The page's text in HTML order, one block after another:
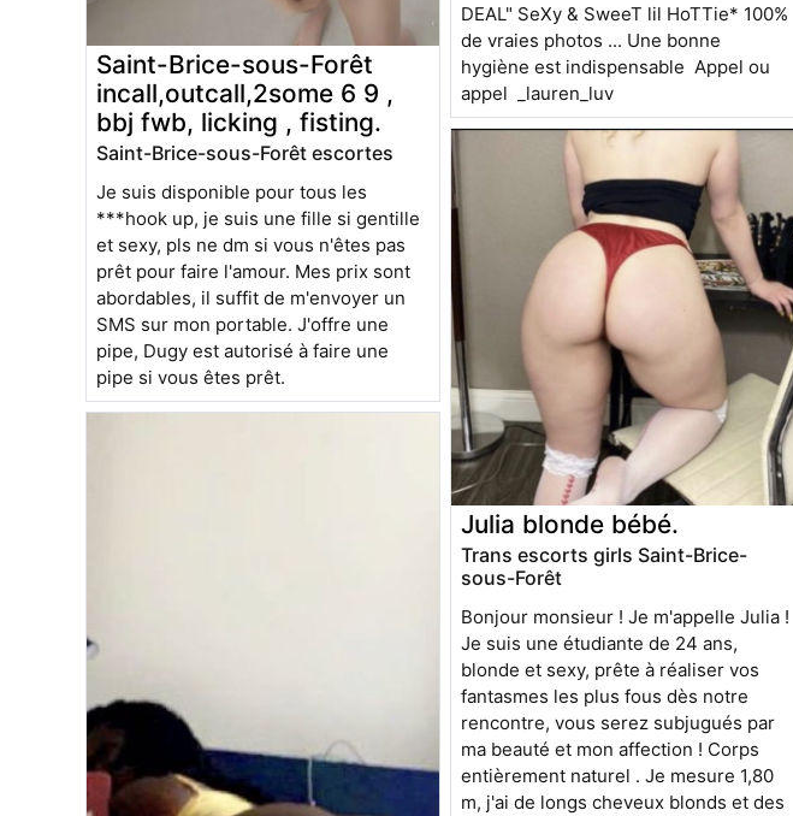
Saint-Brice-sous-Forêt
incall,outcall,2some 6 9 ,
bbj fwb, licking , fisting.
Saint-Brice-sous-Forêt escortes
Je suis disponible pour tous les
***hook up, je suis une fille si gentille
et sexy, pls ne dm si vous n'êtes pas
prêt pour faire l'amour. Mes prix sont
abordables, il suffit de m'envoyer un
SMS sur mon portable. J'offre une
pipe, Dugy est autorisé à faire une
pipe si vous êtes prêt.
DEAL" SeXy & SweeT lil HoTTie* 100%
de vraies photos ... Une bonne
hygiène est indispensable Appel ou
appel _lauren_luv
Julia blonde bébé.
Trans escorts girls Saint-Brice-
sous-Forêt
Bonjour monsieur ! Je m'appelle Julia !
Je suis une étudiante de 24 ans,
blonde et sexy, prête à réaliser vos
fantasmes les plus fous dès notre
rencontre, vous serez subjugués par
ma beauté et mon affection ! Corps
entièrement naturel . Je mesure 1,80
m, j'ai de longs cheveux blonds et des